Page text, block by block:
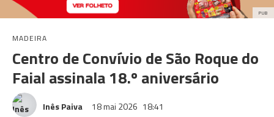
PUB
MADEIRA
Centro de Convívio de São Roque do
Faial assinala 18.º aniversário
Inês Paiva 18 mai 2026 18:41